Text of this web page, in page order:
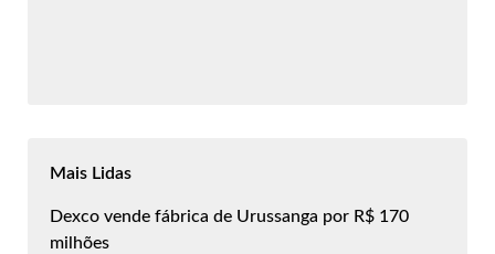
Mais Lidas
Dexco vende fábrica de Urussanga por R$ 170
milhões